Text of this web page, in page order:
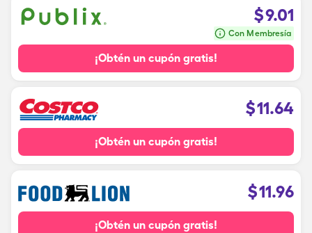
$9.01
Con Membresía
¡Obtén un cupón gratis!
$11.64
¡Obtén un cupón gratis!
$11.96
¡Obtén un cupón gratis!